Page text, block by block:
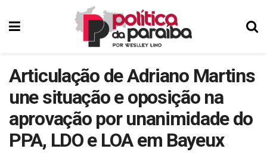
Articulação de Adriano Martins
une situação e oposição na
aprovação por unanimidade do
PPA, LDO e LOA em Bayeux